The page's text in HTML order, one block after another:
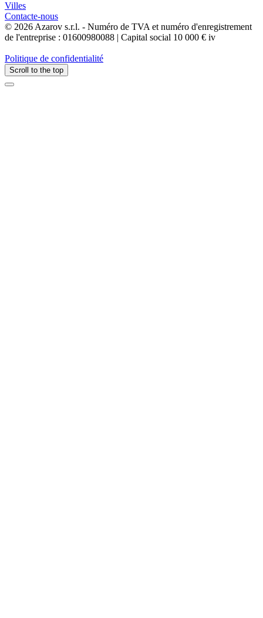
Villes
Contacte-nous
© 2026 Azarov s.r.l. - Numéro de TVA et numéro d'enregistrement
de l'entreprise : 01600980088 | Capital social 10 000 € iv
Politique de confidentialité
Scroll to the top